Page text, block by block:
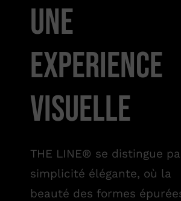
UNE
EXPERIENCE
VISUELLE
THE LINE® se distingue
simplicité élégante, où la
beauté des formes